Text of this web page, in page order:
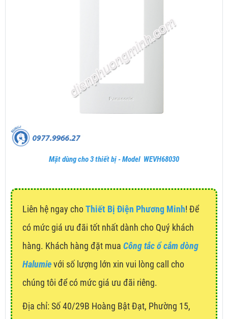
Mặt dùng cho 3 thiết bị - Model WEVH68030
Liên hệ ngay choThiết Bị Điện Phương Minh! Để
có mức giá ưu đãi tốt nhất dành cho Quý khách
hàng. Khách hàng đặt mua Công tắc ổ cắm dòng
Halumievới số lượng lớn xin vui lòng call cho
chúng tôi để có mức giá ưu đãi riêng.
Địa chỉ: Số 40/29B Hoàng Bật Đạt, Phường 15,